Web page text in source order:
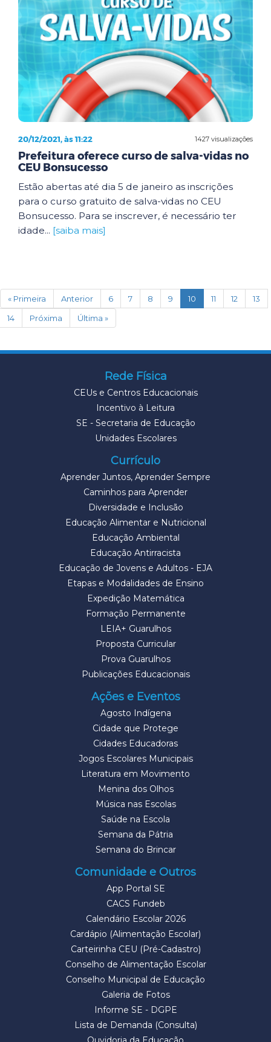
1427 visualizações
20/12/2021, às 11:22
Prefeitura oferece curso de salva-vidas no
CEU Bonsucesso
Estão abertas até dia 5 de janeiro as inscrições
para o curso gratuito de salva-vidas no CEU
Bonsucesso. Para se inscrever, é necessário ter
idade... [saiba mais]
« Primeira Anterior 6 7 8 9 10 (current)
11 12
13
14
Próxima Última »
Rede Física
CEUs e Centros Educacionais
Incentivo à Leitura
SE - Secretaria de Educação
Unidades Escolares
Currículo
Aprender Juntos, Aprender Sempre
Caminhos para Aprender
Diversidade e Inclusão
Educação Alimentar e Nutricional
Educação Ambiental
Educação Antirracista
Educação de Jovens e Adultos - EJA
Etapas e Modalidades de Ensino
Expedição Matemática
Formação Permanente
LEIA+ Guarulhos
Proposta Curricular
Prova Guarulhos
Publicações Educacionais
Ações e Eventos
Agosto Indígena
Cidade que Protege
Cidades Educadoras
Jogos Escolares Municipais
Literatura em Movimento
Menina dos Olhos
Música nas Escolas
Saúde na Escola
Semana da Pátria
Semana do Brincar
Comunidade e Outros
App Portal SE
CACS Fundeb
Calendário Escolar 2026
Cardápio (Alimentação Escolar)
Carteirinha CEU (Pré-Cadastro)
Conselho de Alimentação Escolar
Conselho Municipal de Educação
Galeria de Fotos
Informe SE - DGPE
Lista de Demanda (Consulta)